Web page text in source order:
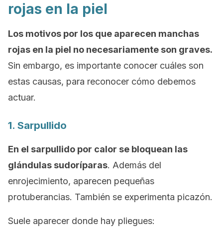
rojas en la piel
Los motivos por los que aparecen manchas
rojas en la piel no necesariamente son graves.
Sin embargo, es importante conocer cuáles son
estas causas, para reconocer cómo debemos
actuar.
1. Sarpullido
En el sarpullido por calor se bloquean las
glándulas sudoríparas. Además del
enrojecimiento, aparecen pequeñas
protuberancias. También se experimenta picazón.
Suele aparecer donde hay pliegues: